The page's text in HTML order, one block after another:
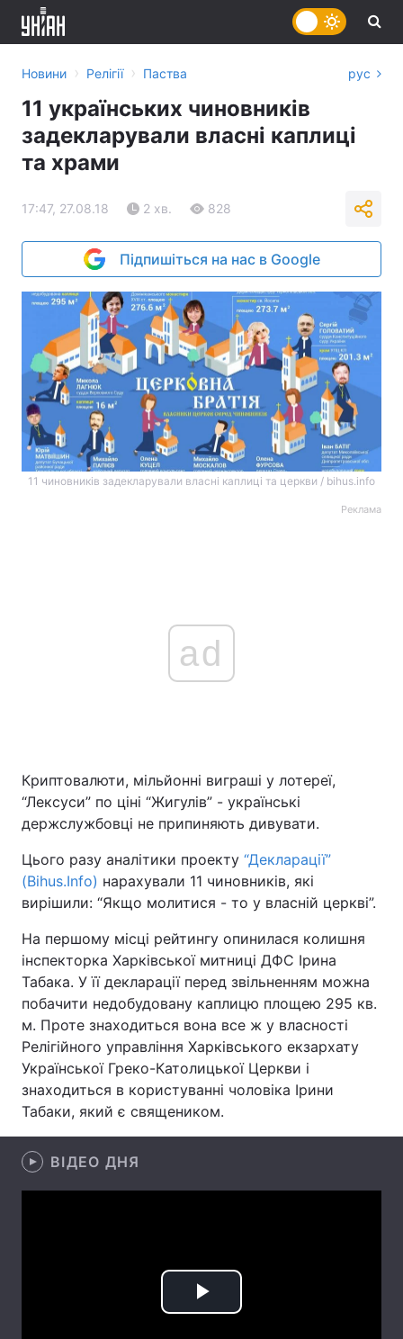
Головна Війна
Економіка Світ
Спорт Наука
Техно і зв'язок Лайт
Зброя Інциденти
Здоров'я Туризм
Цікавинки
Новини › Релігії › Паства рус
11 українських чиновників
задекларували власні каплиці
та храми
17:47, 27.08.18 2 хв. 828
Підпишіться на нас в Google
11 чиновників задекларували власні каплиці та церкви / bihus.info
Реклама
ad
Криптовалюти, мільйонні виграші у лотереї,
“Лексуси” по ціні “Жигулів” - українські
держслужбовці не припиняють дивувати.
Цього разу аналітики проекту “Декларації”
(Bihus.Info) нарахували 11 чиновників, які
вирішили: “Якщо молитися - то у власній церкві”.
На першому місці рейтингу опинилася колишня
інспекторка Харківської митниці ДФС Ірина
Табака. У її декларації перед звільненням можна
побачити недобудовану каплицю площею 295 кв.
м. Проте знаходиться вона все ж у власності
Релігійного управління Харківського екзархату
Української Греко-Католицької Церкви і
знаходиться в користуванні чоловіка Ірини
Табаки, який є священиком.
ВІДЕО ДНЯ
Play